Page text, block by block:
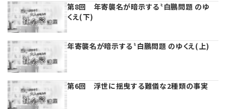
理事会
評議員会・社員総会
理事・監事
評議員
会計・税務
定期提出書類
会計処理
寄附
労務
労務
労務管理
給与計算
法務
利益相反取引
経営
経営
連載
第8回 年寄襲名が暗示する〝白鵬問題 のゆ
くえ(下)
年寄襲名が暗示する〝白鵬問題 のゆくえ(上)
第6回 浮世に揺曳する難儀な2種類の事実